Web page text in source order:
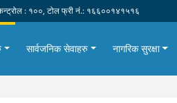
: १००, टोल फ्री नं.: १६६००१४१५१६
सार्वजनिक सेवाहरु नागरिक सुरक्षा